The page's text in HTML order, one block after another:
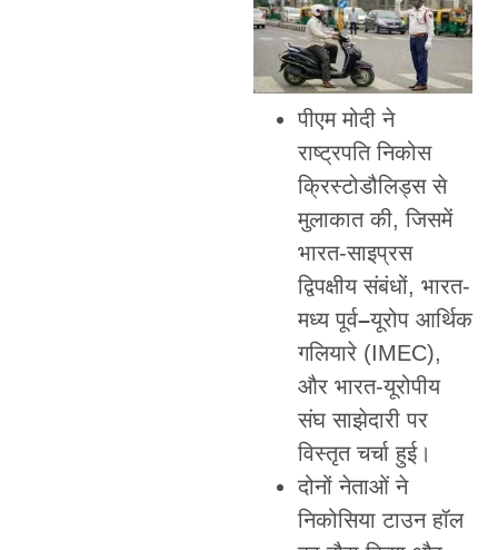
पीएम मोदी ने
राष्ट्रपति निकोस
क्रिस्टोडौलिड्स से
मुलाकात की, जिसमें
भारत-साइप्रस
द्विपक्षीय संबंधों, भारत-
मध्य पूर्व–यूरोप आर्थिक
गलियारे (IMEC),
और भारत-यूरोपीय
संघ साझेदारी पर
विस्तृत चर्चा हुई।
दोनों नेताओं ने
निकोसिया टाउन हॉल